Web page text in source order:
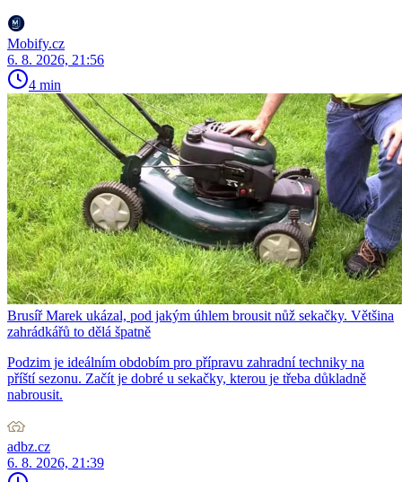
Mobify.cz
6. 8. 2026, 21:56
4 min
Brusíř Marek ukázal, pod jakým úhlem brousit nůž sekačky. Většina
zahrádkářů to dělá špatně
Podzim je ideálním obdobím pro přípravu zahradní techniky na
příští sezonu. Začít je dobré u sekačky, kterou je třeba důkladně
nabrousit.
adbz.cz
6. 8. 2026, 21:39